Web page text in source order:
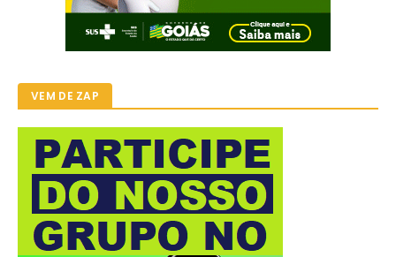
VEM DE ZAP